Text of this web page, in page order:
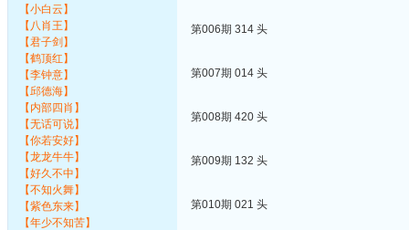
【小白云】
【八肖王】
【君子剑】
【鹤顶红】
【李钟意】
【邱德海】
【内部四肖】
【无话可说】
【你若安好】
【龙龙牛牛】
【好久不中】
【不知火舞】
【紫色东来】
【年少不知苦】
第006期 314 头
第007期 014 头
第008期 420 头
第009期 132 头
第010期 021 头